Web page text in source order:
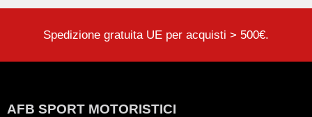
Spedizione gratuita UE per acquisti > 500€.
AFB SPORT MOTORISTICI